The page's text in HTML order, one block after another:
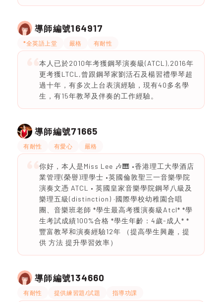
導師編號164917
*全英語上堂 嚴格 有耐性
本人已於2010年考獲鋼琴演奏級(ATCL),2016年
更考獲LTCL,曾跟鋼琴家劉活石及楊習禮學琴超
過十年，有多次上台表演經驗，現有40多名學
生，有15年教琴及伴奏的工作經驗。
導師編號71665
有耐性 有愛心 嚴格
你好，本人是Miss Lee 🎶🎹 •香港理工大學酒店
業管理(榮譽)理學士 •英國倫敦聖三一音樂學院
演奏文憑 ATCL • 英國皇家音樂學院鋼琴八級及
樂理五級(distinction) ·國際學校幼稚園合唱
團、音樂班老師 *學生最高考獲演奏級Atcl* *學
生考試成績100%合格 *學生年齡：4歲-成人* *
豐富教琴和演奏經驗12年 （提高學生興趣，提
供 方法 提升學習效率）
導師編號134660
有耐性 提供練習題/試題 指導功課